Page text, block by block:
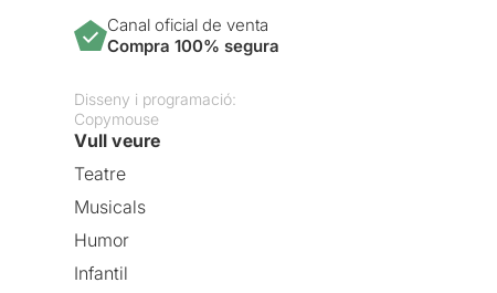
Canal oficial de venta
Compra 100% segura
Disseny i programació:
Copymouse
Vull veure
Teatre
Musicals
Humor
Infantil